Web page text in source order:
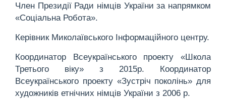
Член Президії Ради німців України за напрямком
«Соціальна Робота».
Керівник Миколаївського Інформаційного центру.
Координатор Всеукраїнського проекту «Школа
Третього віку» з 2015р. Координатор
Всеукраїнського проекту «Зустріч поколінь» для
художників етнічних німців України з 2006 р.